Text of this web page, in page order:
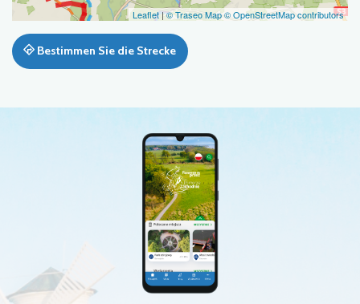
Leaflet|© Traseo Map© OpenStreetMap contributors
Bestimmen Sie die Strecke